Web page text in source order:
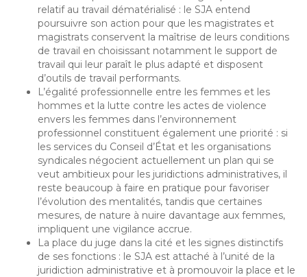
relatif au travail dématérialisé : le SJA entend
poursuivre son action pour que les magistrates et
magistrats conservent la maîtrise de leurs conditions
de travail en choisissant notamment le support de
travail qui leur paraît le plus adapté et disposent
d’outils de travail performants.
L’égalité professionnelle entre les femmes et les
hommes et la lutte contre les actes de violence
envers les femmes dans l’environnement
professionnel constituent également une priorité : si
les services du Conseil d’État et les organisations
syndicales négocient actuellement un plan qui se
veut ambitieux pour les juridictions administratives, il
reste beaucoup à faire en pratique pour favoriser
l’évolution des mentalités, tandis que certaines
mesures, de nature à nuire davantage aux femmes,
impliquent une vigilance accrue.
La place du juge dans la cité et les signes distinctifs
de ses fonctions : le SJA est attaché à l’unité de la
juridiction administrative et à promouvoir la place et le